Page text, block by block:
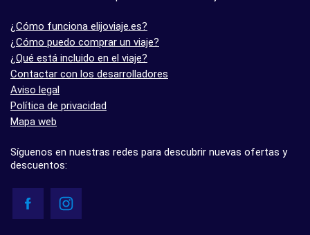
¿Cómo funciona elijoviaje.es?
¿Cómo puedo comprar un viaje?
¿Qué está incluido en el viaje?
Contactar con los desarrolladores
Aviso legal
Política de privacidad
Mapa web
Síguenos en nuestras redes para descubrir nuevas ofertas y
descuentos: